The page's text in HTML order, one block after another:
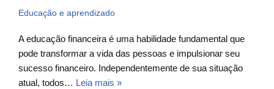
Educação e aprendizado
A educação financeira é uma habilidade fundamental que
pode transformar a vida das pessoas e impulsionar seu
sucesso financeiro. Independentemente de sua situação
atual, todos… Leia mais »